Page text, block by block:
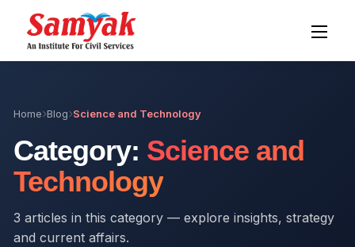
Home Blog Science and Technology
Category: Science and
Technology
3 articles in this category — explore insights, strategy
and current affairs.